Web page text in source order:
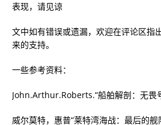
表现，请见谅
文中如有错误或遗漏，欢迎在评论区指
来的支持。
一些参考资料：
John.Arthur.Roberts.“船舶解剖：无畏
威尔莫特，惠普“莱特湾海战：最后的舰